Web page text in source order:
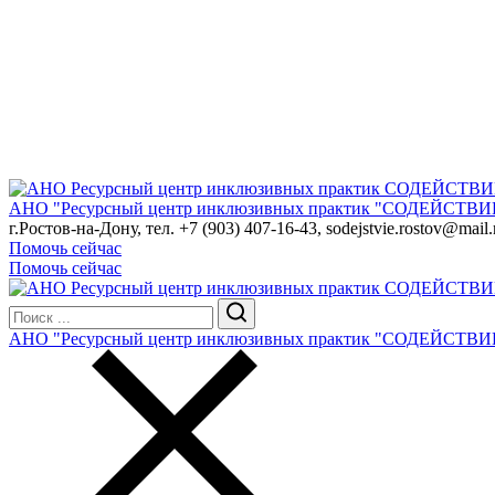
АНО "Ресурсный центр инклюзивных практик
г.Ростов-на-Дону, тел. +7 (903) 407-16-43,
Помочь сейчас
Помочь сейчас
АНО "Ресурсный центр инклюзивных практик